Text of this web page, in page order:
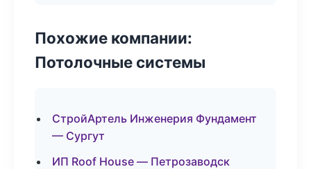
Похожие компании:
Потолочные системы
СтройАртель Инженерия Фундамент
— Сургут
ИП Roof House — Петрозаводск